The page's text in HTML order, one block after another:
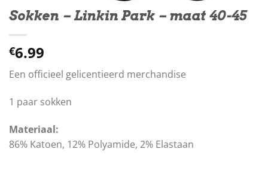
Sokken – Linkin Park – maat 40-45
€6.99
Een officieel gelicentieerd merchandise
1 paar sokken
Materiaal:
86% Katoen, 12% Polyamide, 2% Elastaan